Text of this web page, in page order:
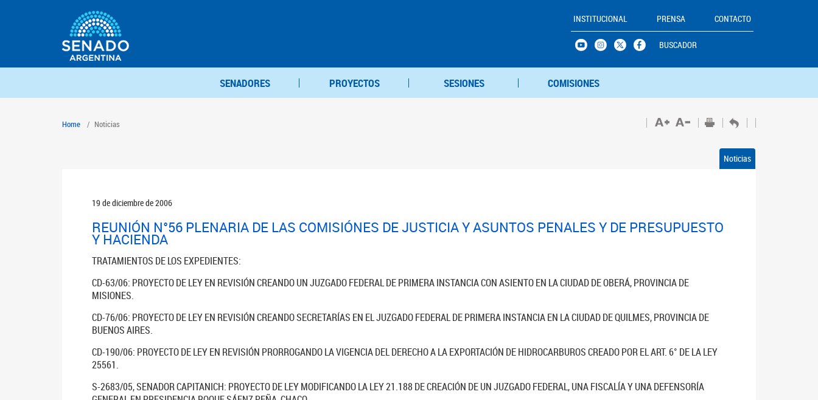
INSTITUCIONAL PRENSA CONTACTO
BUSCADOR
SENADORES PROYECTOS SESIONES COMISIONES
Home Noticias
Noticias
19 de diciembre de 2006
REUNIÓN N°56 PLENARIA DE LAS COMISIÓNES DE JUSTICIA Y ASUNTOS PENALES Y DE PRESUPUESTO
Y HACIENDA
TRATAMIENTOS DE LOS EXPEDIENTES:
CD-63/06: PROYECTO DE LEY EN REVISIÓN CREANDO UN JUZGADO FEDERAL DE PRIMERA INSTANCIA CON ASIENTO EN LA CIUDAD DE OBERÁ, PROVINCIA DE
MISIONES.
CD-76/06: PROYECTO DE LEY EN REVISIÓN CREANDO SECRETARÍAS EN EL JUZGADO FEDERAL DE PRIMERA INSTANCIA EN LA CIUDAD DE QUILMES, PROVINCIA DE
BUENOS AIRES.
CD-190/06: PROYECTO DE LEY EN REVISIÓN PRORROGANDO LA VIGENCIA DEL DERECHO A LA EXPORTACIÓN DE HIDROCARBUROS CREADO POR EL ART. 6° DE LA LEY
25561.
S-2683/05, SENADOR CAPITANICH: PROYECTO DE LEY MODIFICANDO LA LEY 21.188 DE CREACIÓN DE UN JUZGADO FEDERAL, UNA FISCALÍA Y UNA DEFENSORÍA